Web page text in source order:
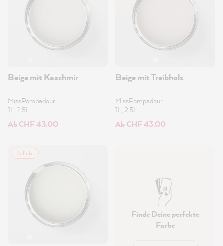
Beige mit Kaschmir
MissPompadour
1L, 2.5L
Ab CHF 43.00
Beige mit Treibholz
MissPompadour
1L, 2.5L
Ab CHF 43.00
Beliebt
Finde Deine perfekte
Farbe